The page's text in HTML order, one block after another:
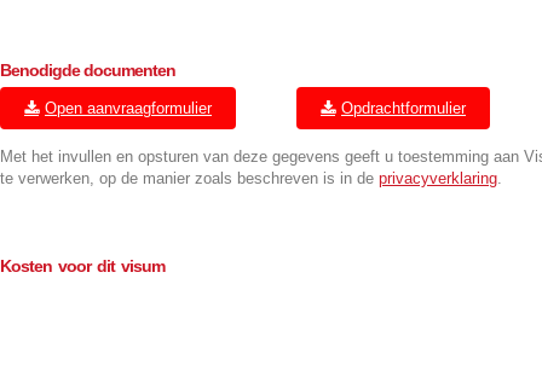
Benodigde documenten
Open aanvraagformulier Opdrachtformulier
Met het invullen en opsturen van deze gegevens geeft u toestemming aan
te verwerken, op de manier zoals beschreven is in de privacyverklaring.
Kosten voor dit visum